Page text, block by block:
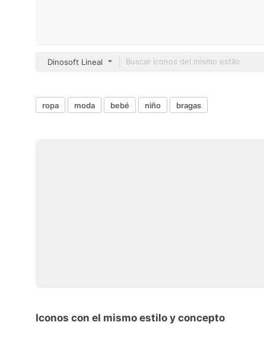
Dinosoft Lineal
ropa moda bebé niño bragas
Iconos con el mismo estilo y concepto